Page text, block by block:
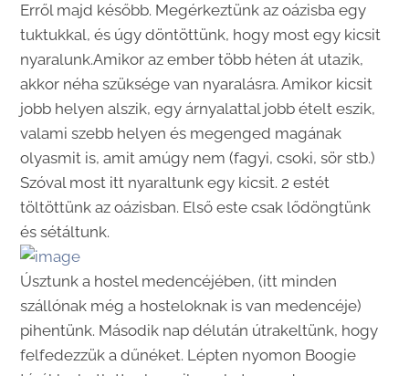
Erről majd később. Megérkeztünk az oázisba egy
tuktukkal, és úgy döntöttünk, hogy most egy kicsit
nyaralunk.Amikor az ember több héten át utazik,
akkor néha szüksége van nyaralásra. Amikor kicsit
jobb helyen alszik, egy árnyalattal jobb ételt eszik,
valami szebb helyen és megenged magának
olyasmit is, amit amúgy nem (fagyi, csoki, sör stb.)
Szóval most itt nyaraltunk egy kicsit. 2 estét
töltöttünk az oázisban. Első este csak lődöngtünk
és sétáltunk.
Úsztunk a hostel medencéjében, (itt minden
szállónak még a hosteloknak is van medencéje)
pihentünk. Második nap délután útrakeltünk, hogy
felfedezzük a dűnéket. Lépten nyomon Boogie